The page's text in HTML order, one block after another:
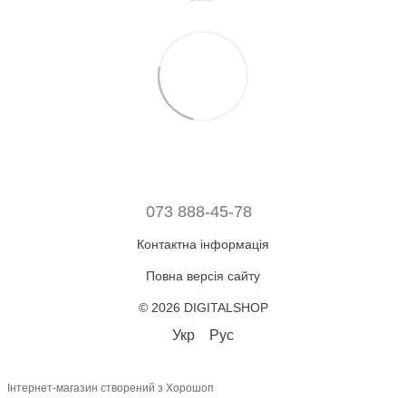
073 888-45-78
Контактна інформація
Повна версія сайту
© 2026 DIGITALSHOP
Укр Рус
Інтернет-магазин створений з Хорошоп